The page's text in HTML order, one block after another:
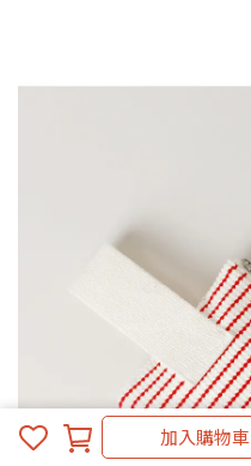
加入購物車